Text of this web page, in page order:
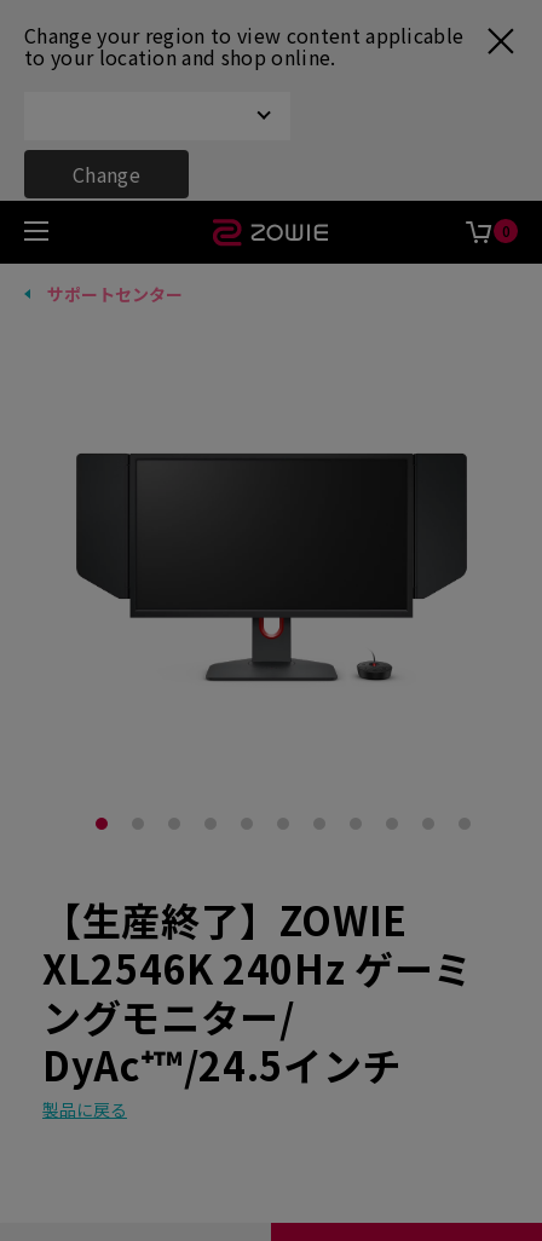
Change your region to view content applicable
to your location and shop online.
Change
0
サポートセンター
【生産終了】ZOWIE
XL2546K 240Hz ゲーミ
ングモニター/
DyAc⁺™/24.5インチ
製品に戻る